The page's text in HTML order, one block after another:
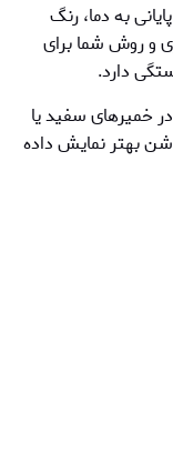
به دما، رنگ
و روش شما برای
دارد.
خمیرهای سفید یا
بهتر نمایش داده